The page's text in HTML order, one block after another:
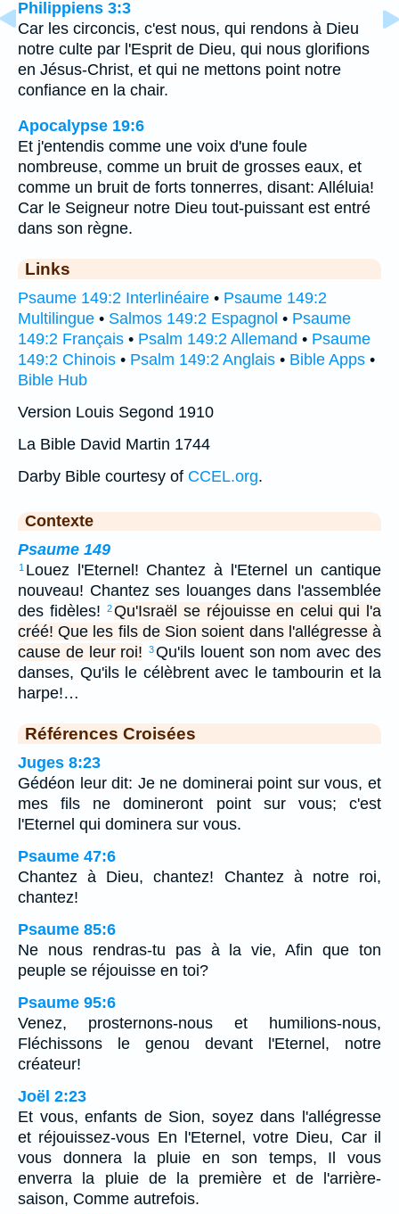
Philippiens 3:3
Car les circoncis, c'est nous, qui rendons à Dieu
notre culte par l'Esprit de Dieu, qui nous glorifions
en Jésus-Christ, et qui ne mettons point notre
confiance en la chair.
Apocalypse 19:6
Et j'entendis comme une voix d'une foule
nombreuse, comme un bruit de grosses eaux, et
comme un bruit de forts tonnerres, disant: Alléluia!
Car le Seigneur notre Dieu tout-puissant est entré
dans son règne.
Links
Psaume 149:2 Interlinéaire • Psaume 149:2
Multilingue • Salmos 149:2 Espagnol • Psaume
149:2 Français • Psalm 149:2 Allemand • Psaume
149:2 Chinois • Psalm 149:2 Anglais • Bible Apps •
Bible Hub
Version Louis Segond 1910
La Bible David Martin 1744
Darby Bible courtesy of CCEL.org.
Contexte
Psaume 149
1 Louez l'Eternel! Chantez à l'Eternel un cantique
nouveau! Chantez ses louanges dans l'assemblée
des fidèles!
2Qu'Israël se réjouisse en celui qui l'a
créé! Que les fils de Sion soient dans l'allégresse à
cause de leur roi!
3Qu'ils louent son nom avec des
danses, Qu'ils le célèbrent avec le tambourin et la
harpe!…
Références Croisées
Juges 8:23
Gédéon leur dit: Je ne dominerai point sur vous, et
mes fils ne domineront point sur vous; c'est
l'Eternel qui dominera sur vous.
Psaume 47:6
Chantez à Dieu, chantez! Chantez à notre roi,
chantez!
Psaume 85:6
Ne nous rendras-tu pas à la vie, Afin que ton
peuple se réjouisse en toi?
Psaume 95:6
Venez, prosternons-nous et humilions-nous,
Fléchissons le genou devant l'Eternel, notre
créateur!
Joël 2:23
Et vous, enfants de Sion, soyez dans l'allégresse
et réjouissez-vous En l'Eternel, votre Dieu, Car il
vous donnera la pluie en son temps, Il vous
enverra la pluie de la première et de l'arrière-
saison, Comme autrefois.